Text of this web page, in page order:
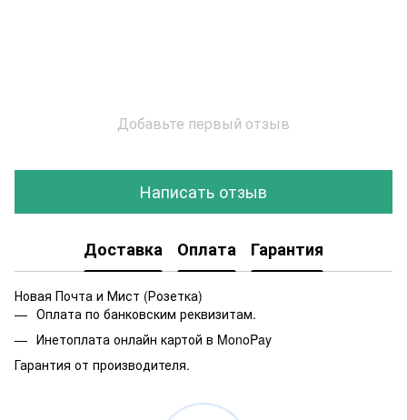
Добавьте первый отзыв
Написать отзыв
Доставка Оплата Гарантия
Новая Почта и Мист (Розетка)
Оплата по банковским реквизитам.
Инетоплата онлайн картой в MonoPay
Гарантия от производителя.